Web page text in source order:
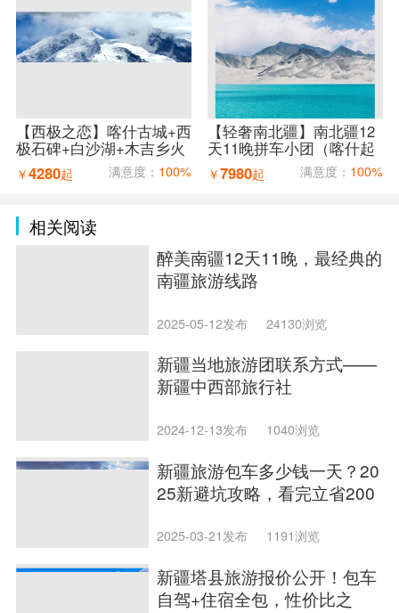
【西极之恋】喀什古城+西
极石碑+白沙湖+木吉乡火
山口+红旗拉普口岸+盘龙
古道7天6晚拼车小团（喀
￥4280起 满意度： 100%
【轻奢南北疆】南北疆12
天11晚拼车小团（喀什起
乌鲁木齐止）
￥7980起 满意度： 100%
相关阅读
醉美南疆12天11晚，最经典的
南疆旅游线路
2025-05-12发布 24130浏览
新疆当地旅游团联系方式——
新疆中西部旅行社
2024-12-13发布 1040浏览
新疆旅游包车多少钱一天？20
25新避坑攻略，看完立省200
2025-03-21发布 1191浏览
新疆塔县旅游报价公开！包车
自驾+住宿全包，性价比之